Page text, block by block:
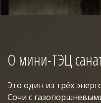
О мини-ТЭЦ
Это один из трёх
Сочи с